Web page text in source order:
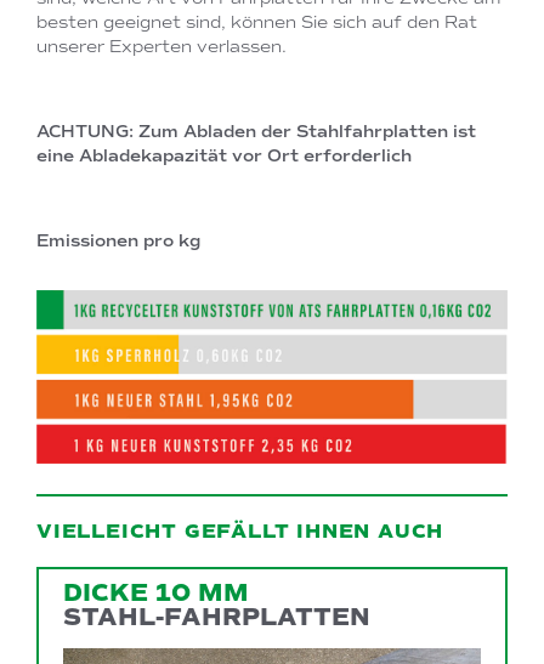
besten geeignet sind, können Sie sich auf den Rat
unserer Experten verlassen.
ACHTUNG: Zum Abladen der Stahlfahrplatten ist
eine Abladekapazität vor Ort erforderlich
Emissionen pro kg
VIELLEICHT GEFÄLLT IHNEN AUCH
DICKE 10 MM
STAHL-FAHRPLATTEN